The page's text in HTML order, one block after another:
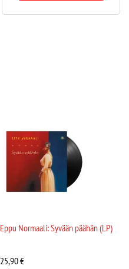
Eppu Normaali: Syvään päähän (LP)
25,90€